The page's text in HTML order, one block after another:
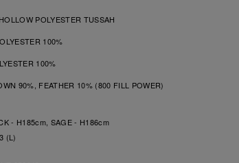
HOLLOW POLYESTER TUSSAH
100%
100%
90%, FEATHER 10% (800 FILL POWER)
- H185cm, SAGE - H186cm
(L)